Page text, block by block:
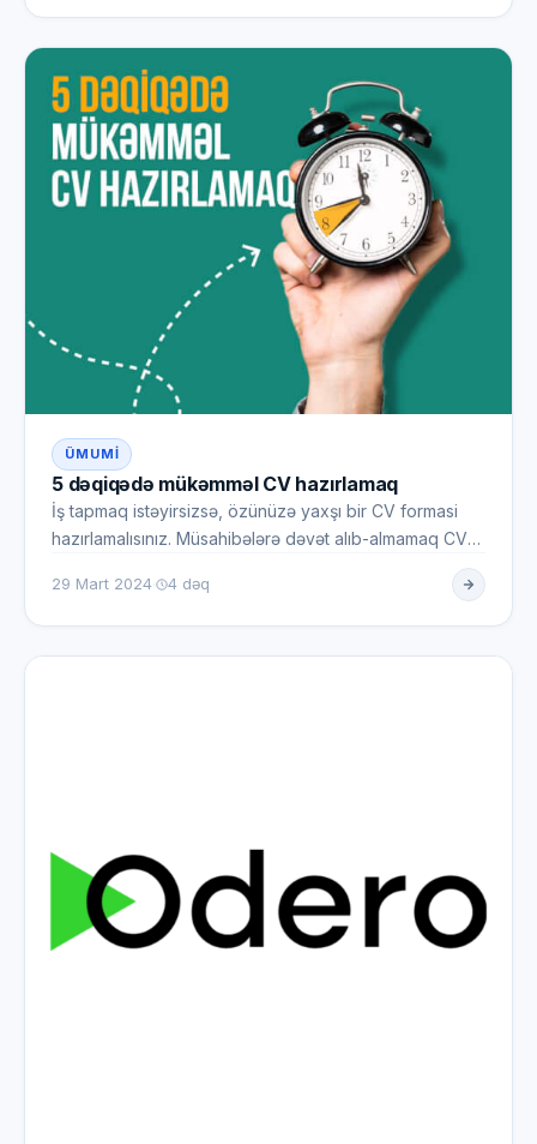
ÜMUMI
5 dəqiqədə mükəmməl CV hazırlamaq
İş tapmaq istəyirsizsə, özünüzə yaxşı bir CV formasi
hazırlamalısınız. Müsahibələrə dəvət alıb-almamaq CV-
29 Mart 2024· 4 dəq